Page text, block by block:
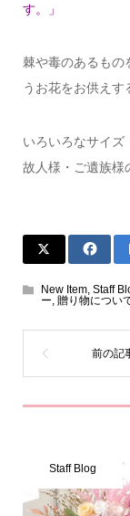
す。
」
棘や毒のあるもの
うお花をお供えす
いろいろなサイズ
故人様・ご遺族様
New Item, Staff
ー, 贈り物につい
Staff Blog